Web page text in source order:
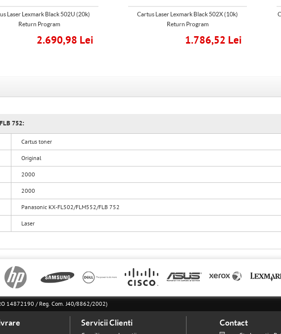
Laser Lexmark Black 502U (20k)
Return Program
2.690,98 Lei
Cartus Laser Lexmark Black 502X (10k)
Return Program
1.786,52 Lei
752:
Cartus toner
Original
2000
2000
Panasonic KX-FL502/FLM552/FLB 752
Laser
14872190 / Reg. Com. J40/8862/2002)
Servicii Clienti Contact